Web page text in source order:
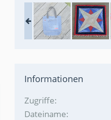
Informationen
Zugriffe
Dateiname